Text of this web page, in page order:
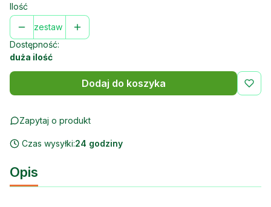
Ilość
zestaw
Dostępność:
duża ilość
Dodaj do koszyka
Zapytaj o produkt
Czas wysyłki:24 godziny
Opis